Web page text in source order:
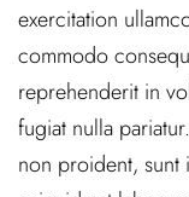
exercitation
commodo
reprehenderit in
fugiat nulla
non proident,